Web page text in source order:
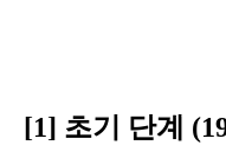
[1] 초기 단계